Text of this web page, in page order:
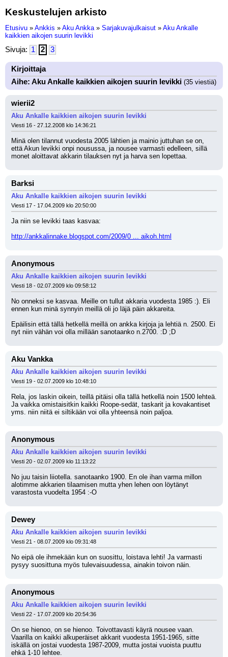
Keskustelujen arkisto
Etusivu » Ankkis » Aku Ankka » Sarjakuvajulkaisut » Aku Ankalle
kaikkien aikojen suurin levikki
Sivuja: 1 2 3
Kirjoittaja
Aihe: Aku Ankalle kaikkien aikojen suurin levikki (35 viestiä)
wierii2
Aku Ankalle kaikkien aikojen suurin levikki
Viesti 16 - 27.12.2008 klo 14:36:21
Minä olen tilannut vuodesta 2005 lähtien ja mainio juttuhan se on,
että Akun levikki onpi nousussa, ja nousee varmasti edelleen, sillä
monet aloittavat akkarin tilauksen nyt ja harva sen lopettaa.
Barksi
Aku Ankalle kaikkien aikojen suurin levikki
Viesti 17 - 17.04.2009 klo 20:50:00
Ja niin se levikki taas kasvaa:
http://ankkalinnake.blogspot.com/2009/0 ... aikoh.html
Anonymous
Aku Ankalle kaikkien aikojen suurin levikki
Viesti 18 - 02.07.2009 klo 09:58:12
No onneksi se kasvaa. Meille on tullut akkaria vuodesta 1985 :). Eli
ennen kun minä synnyin meillä oli jo läjä päin akkareita.
Epäilisin että tällä hetkellä meillä on ankka kirjoja ja lehtiä n. 2500. Ei
nyt niin vähän voi olla millään sanotaanko n.2700. :D ;D
Aku Vankka
Aku Ankalle kaikkien aikojen suurin levikki
Viesti 19 - 02.07.2009 klo 10:48:10
Rela, jos laskin oikein, teillä pitäisi olla tällä hetkellä noin 1500 lehteä.
Ja vaikka omistaisitkin kaikki Roope-sedät, taskarit ja kovakantiset
yms. niin niitä ei siltikään voi olla yhteensä noin paljoa.
Anonymous
Aku Ankalle kaikkien aikojen suurin levikki
Viesti 20 - 02.07.2009 klo 11:13:22
No juu taisin liiotella. sanotaanko 1900. En ole ihan varma millon
alotimme akkarien tilaamisen mutta yhen lehen oon löytänyt
varastosta vuodelta 1954 :-O
Dewey
Aku Ankalle kaikkien aikojen suurin levikki
Viesti 21 - 08.07.2009 klo 09:31:48
No eipä ole ihmekään kun on suosittu, loistava lehti! Ja varmasti
pysyy suosittuna myös tulevaisuudessa, ainakin toivon näin.
Anonymous
Aku Ankalle kaikkien aikojen suurin levikki
Viesti 22 - 17.07.2009 klo 20:54:36
On se hienoo, on se hienoo. Toivottavasti käyrä nousee vaan.
Vaarilla on kaikki alkuperäiset akkarit vuodesta 1951-1965, sitte
iskällä on jostai vuodesta 1987-2009, mutta jostai vuoista puuttu
ehkä 1-10 lehtee.